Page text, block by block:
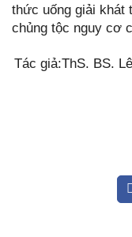
thức uống giải khát
chủng tộc nguy cơ
Tác giả:ThS. BS.